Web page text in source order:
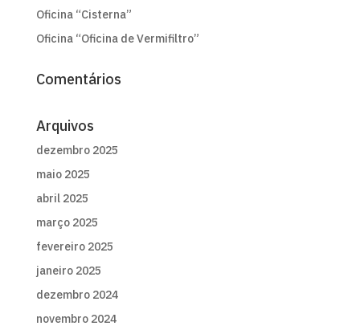
Oficina “Cisterna”
Oficina “Oficina de Vermifiltro”
Comentários
Arquivos
dezembro 2025
maio 2025
abril 2025
março 2025
fevereiro 2025
janeiro 2025
dezembro 2024
novembro 2024